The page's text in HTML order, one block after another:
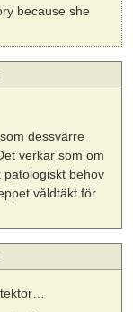
because she
dessvärre
verkar som om
behov
våldtäkt för